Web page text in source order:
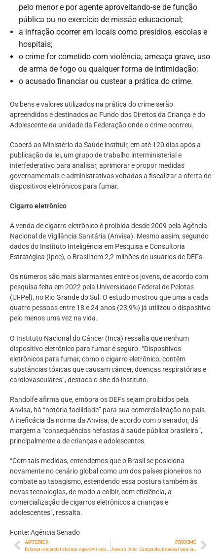
pelo menor e por agente aproveitando-se de função
pública ou no exercício de missão educacional;
a infração ocorrer em locais como presídios, escolas e
hospitais;
o crime for cometido com violência, ameaça grave, uso
de arma de fogo ou qualquer forma de intimidação;
o acusado financiar ou custear a prática do crime.
Os bens e valores utilizados na prática do crime serão
apreendidos e destinados ao Fundo dos Direitos da Criança e do
Adolescente da unidade da Federação onde o crime ocorreu.
Caberá ao Ministério da Saúde instituir, em até 120 dias após a
publicação da lei, um grupo de trabalho interministerial e
interfederativo para analisar, aprimorar e propor medidas
governamentais e administrativas voltadas a fiscalizar a oferta de
dispositivos eletrônicos para fumar.
Cigarro eletrônico
A venda de cigarro eletrônico é proibida desde 2009 pela Agência
Nacional de Vigilância Sanitária (Anvisa). Mesmo assim, segundo
dados do Instituto Inteligência em Pesquisa e Consultoria
Estratégica (Ipec), o Brasil tem 2,2 milhões de usuários de DEFs.
Os números são mais alarmantes entre os jovens, de acordo com
pesquisa feita em 2022 pela Universidade Federal de Pelotas
(UFPel), no Rio Grande do Sul. O estudo mostrou que uma a cada
quatro pessoas entre 18 e 24 anos (23,9%) já utilizou o dispositivo
pelo menos uma vez na vida.
O Instituto Nacional do Câncer (Inca) ressalta que nenhum
dispositivo eletrônico para fumar é seguro. “Dispositivos
eletrônicos para fumar, como o cigarro eletrônico, contêm
substâncias tóxicas que causam câncer, doenças respiratórias e
cardiovasculares”, destaca o site do instituto.
Randolfe afirma que, embora os DEFs sejam proibidos pela
Anvisa, há “notória facilidade” para sua comercialização no país.
A ineficácia da norma da Anvisa, de acordo com o senador, dá
margem a “consequências nefastas à saúde pública brasileira”,
principalmente a de crianças e adolescentes.
“Com tais medidas, entendemos que o Brasil se posiciona
novamente no cenário global como um dos países pioneiros no
combate ao tabagismo, estendendo essa postura também às
novas tecnologias, de modo a coibir, com eficiência, a
comercialização de cigarros eletrônicos a crianças e
adolescentes”, ressalta.
Fonte: Agência Senado
ANTERIOR
Balança comercial alcança superávit recorde de US$ 98,84 bilhões em 2023
PRÓXIMO
Janeiro Roxo: Campanha Estadual será lançada em quilombo em Magé